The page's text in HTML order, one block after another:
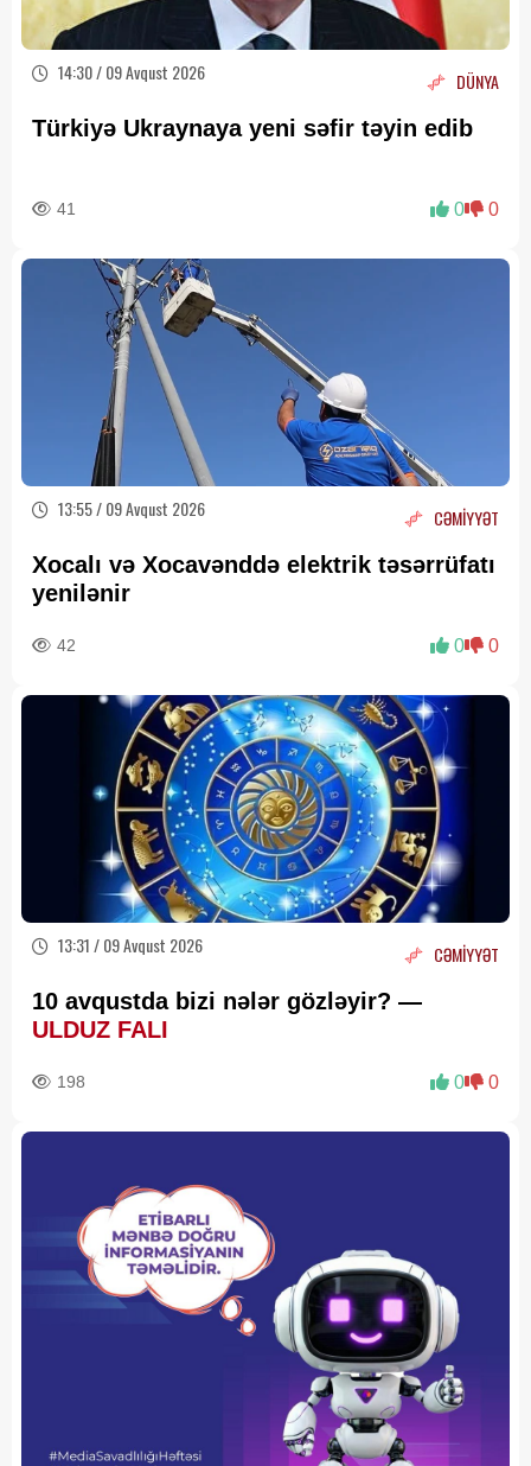
14:30 / 09 Avqust 2026 DÜNYA
Türkiyə Ukraynaya yeni səfir təyin edib
41 0 0
13:55 / 09 Avqust 2026 CƏMİYYƏT
Xocalı və Xocavənddə elektrik təsərrüfatı
yenilənir
42 0 0
13:31 / 09 Avqust 2026 CƏMİYYƏT
10 avqustda bizi nələr gözləyir? —
ULDUZ FALI
198 0 0